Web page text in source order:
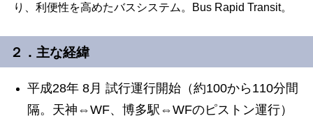
り、利便性を高めたバスシステム。Bus Rapid Transit。
２．主な経緯
平成28年8月試行運行開始（約100から110分間
隔。天神⇔WF、博多駅⇔WFのピストン運行）